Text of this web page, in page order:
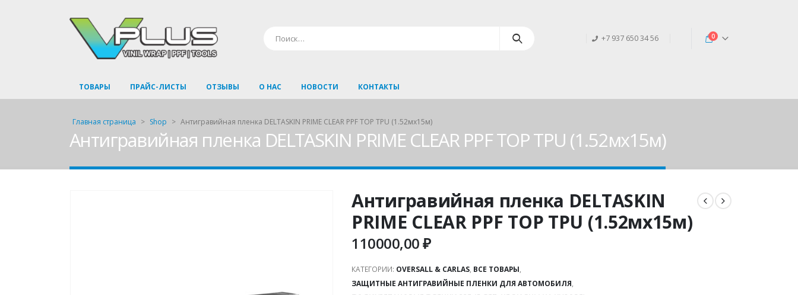
+7 937 650 34 56 0
ТОВАРЫ ПРАЙС-ЛИСТЫ ОТЗЫВЫ О НАС НОВОСТИ КОНТАКТЫ
Главная страница > Shop > Антигравийная пленка DELTASKIN PRIME CLEAR PPF TOP TPU (1.52мx15м)
Антигравийная пленка DELTASKIN PRIME CLEAR PPF TOP TPU (1.52мx15м)
Антигравийная пленка DELTASKIN
PRIME CLEAR PPF TOP TPU (1.52мx15м)
110000,00₽
КАТЕГОРИИ: OVERSALL & CARLAS, ВСЕ ТОВАРЫ,
ЗАЩИТНЫЕ АНТИГРАВИЙНЫЕ ПЛЕНКИ ДЛЯ АВТОМОБИЛЯ,